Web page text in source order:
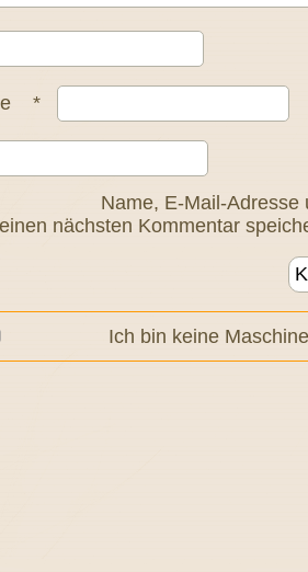
*
Name, E-Mail-Adresse
nächsten Kommentar
Ich bin keine